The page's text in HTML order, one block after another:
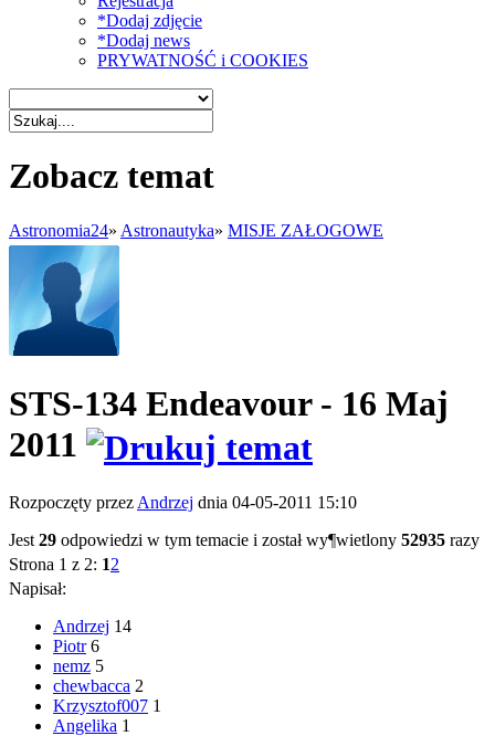
*Dodaj zdjęcie
*Dodaj news
PRYWATNOŚĆ i COOKIES
Zobacz temat
Astronomia24» Astronautyka» MISJE ZAŁOGOWE
STS-134 Endeavour - 16 Maj
2011
Rozpoczęty przez Andrzej dnia 04-05-2011 15:10
Jest 29 odpowiedzi w tym temacie i został wy¶wietlony 52935 razy
Strona 1 z 2: 12
Napisał:
Andrzej 14
Piotr 6
nemz 5
chewbacca 2
Krzysztof007 1
Angelika 1